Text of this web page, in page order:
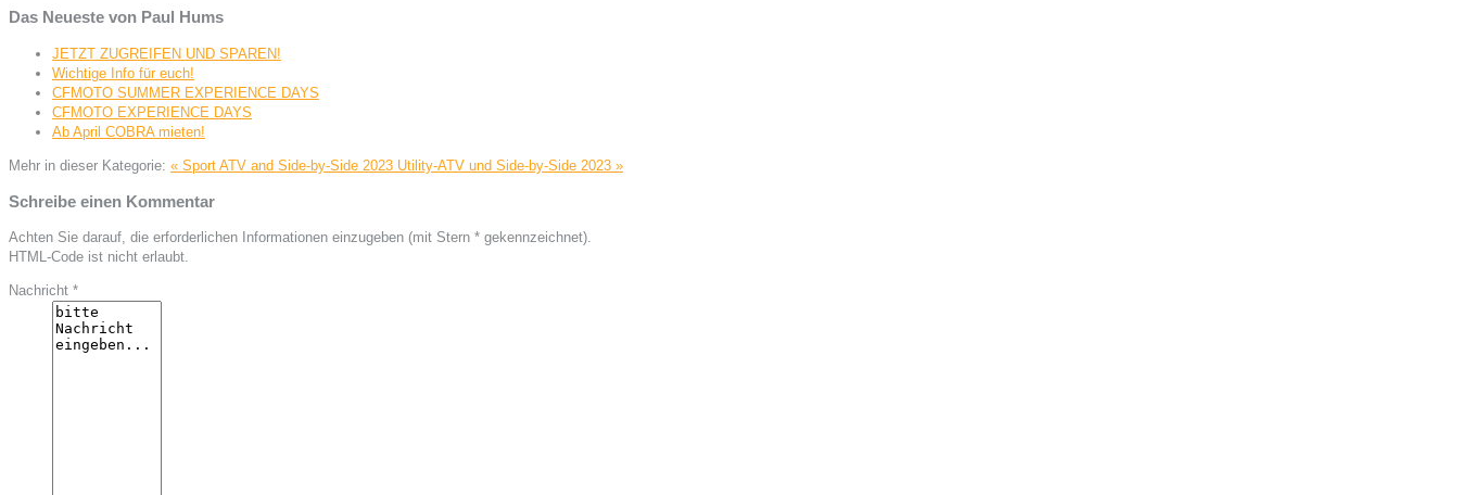
Das Neueste von Paul Hums
JETZT ZUGREIFEN UND SPAREN!
Wichtige Info für euch!
CFMOTO SUMMER EXPERIENCE DAYS
CFMOTO EXPERIENCE DAYS
Ab April COBRA mieten!
Mehr in dieser Kategorie: « Sport ATV and Side-by-Side 2023 Utility-ATV und Side-by-Side 2023 »
Schreibe einen Kommentar
Achten Sie darauf, die erforderlichen Informationen einzugeben (mit Stern * gekennzeichnet).
HTML-Code ist nicht erlaubt.
Nachricht *